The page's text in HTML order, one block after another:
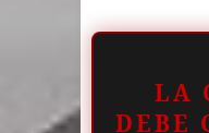
LA
DEBE